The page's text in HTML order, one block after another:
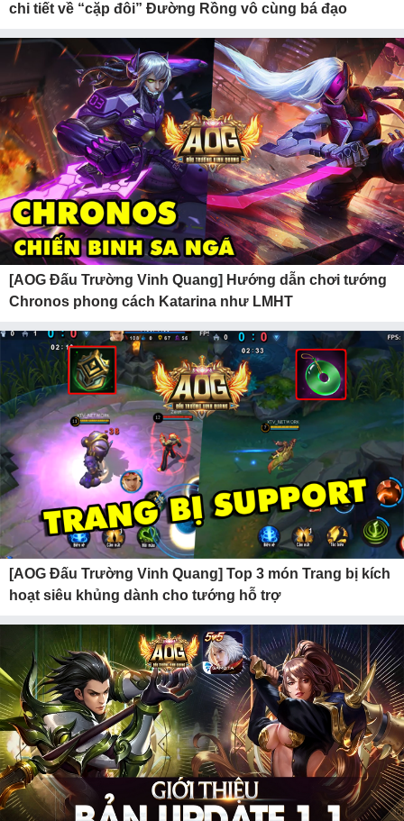
chi tiết về “cặp đôi” Đường Rồng vô cùng bá đạo
[AOG Đấu Trường Vinh Quang] Hướng dẫn chơi tướng
Chronos phong cách Katarina như LMHT
[AOG Đấu Trường Vinh Quang] Top 3 món Trang bị kích
hoạt siêu khủng dành cho tướng hỗ trợ